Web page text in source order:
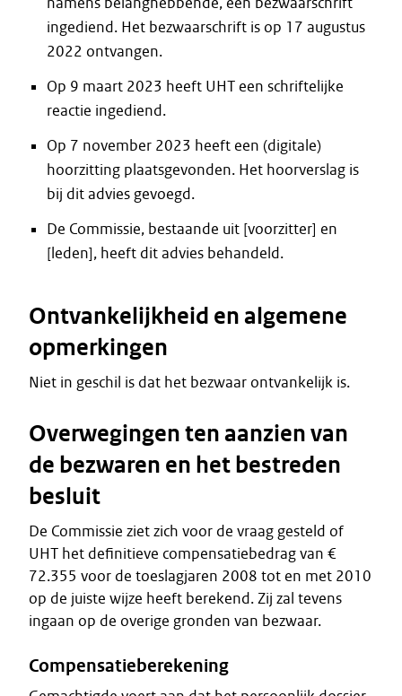
ingediend. Het bezwaarschrift is op 17 augustus
2022 ontvangen.
Op 9 maart 2023 heeft UHT een schriftelijke
reactie ingediend.
Op 7 november 2023 heeft een (digitale)
hoorzitting plaatsgevonden. Het hoorverslag is
bij dit advies gevoegd.
De Commissie, bestaande uit [voorzitter] en
[leden], heeft dit advies behandeld.
Ontvankelijkheid en algemene
opmerkingen
Niet in geschil is dat het bezwaar ontvankelijk is.
Overwegingen ten aanzien van
de bezwaren en het bestreden
besluit
De Commissie ziet zich voor de vraag gesteld of
UHT het definitieve compensatiebedrag van €
72.355 voor de toeslagjaren 2008 tot en met 2010
op de juiste wijze heeft berekend. Zij zal tevens
ingaan op de overige gronden van bezwaar.
Compensatieberekening